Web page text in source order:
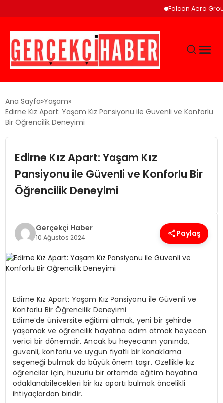
Falcon Aero Group,
GÜNCEL
EĞITIM
EKONOMI
MAGAZIN
YAŞAM
Ana Sayfa Yaşam
Edirne Kız Apart: Yaşam Kız Pansiyonu ile Güvenli ve Konforlu
Bir Öğrencilik Deneyimi
Edirne Kız Apart: Yaşam Kız
Pansiyonu ile Güvenli ve Konforlu Bir
Öğrencilik Deneyimi
Gerçekçi Haber
10 Ağustos 2024 Paylaş
Edirne Kız Apart: Yaşam Kız Pansiyonu ile Güvenli ve
Konforlu Bir Öğrencilik Deneyimi
Edirne’de üniversite eğitimi almak, yeni bir şehirde
yaşamak ve öğrencilik hayatına adım atmak heyecan
verici bir dönemdir. Ancak bu heyecanın yanında,
güvenli, konforlu ve uygun fiyatlı bir konaklama
seçeneği bulmak da büyük önem taşır. Özellikle kız
öğrenciler için, huzurlu bir ortamda eğitim hayatına
odaklanabilecekleri bir kız apartı bulmak öncelikli
ihtiyaçlardan biridir.